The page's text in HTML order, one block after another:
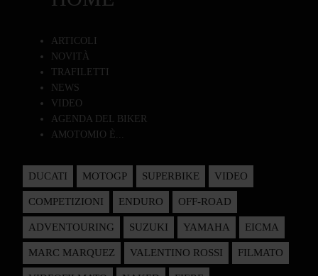
ARTICOLI
NOVITÀ
TRAFILETTI
NEWS
VIDEO
AGENDA DEL BIKER
AMOTOMIO È...
DUCATI MOTOGP SUPERBIKE VIDEO
COMPETIZIONI ENDURO OFF-ROAD
ADVENTOURING SUZUKI YAMAHA EICMA
MARC MARQUEZ VALENTINO ROSSI FILMATO